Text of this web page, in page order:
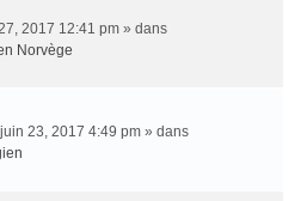
2017 12:41 pm » dans
Norvège
23, 2017 4:49 pm » dans